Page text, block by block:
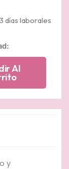
días laborales
Al
y